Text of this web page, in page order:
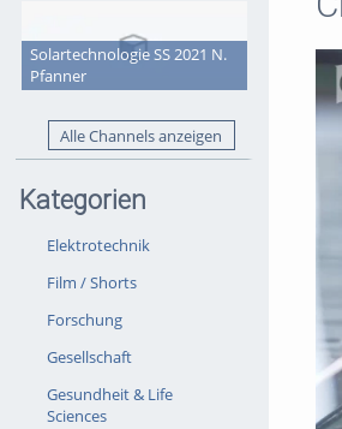
Solartechnologie SS 2021 N.
Pfanner
Alle Channels anzeigen
Kategorien
Elektrotechnik
Film / Shorts
Forschung
Gesellschaft
Gesundheit & Life
Sciences